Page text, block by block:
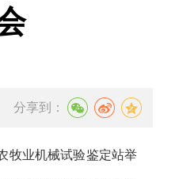
分享到：
牧业机械试验鉴定站举